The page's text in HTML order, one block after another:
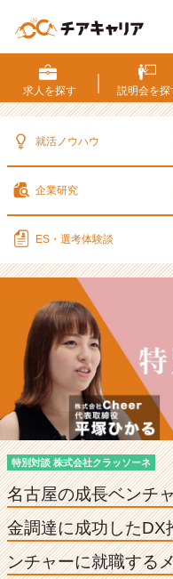
古
屋
の
ャ
と
は
｜
8
億
円
資
調
に
成
功
求人を探す 説明会を探
就活ノウハウ
企業研究
ES・選考体験談
特別対談 株式会社クラッソーネ
名古屋の成長ベンチ
金調達に成功したDX
ンチャーに就職する